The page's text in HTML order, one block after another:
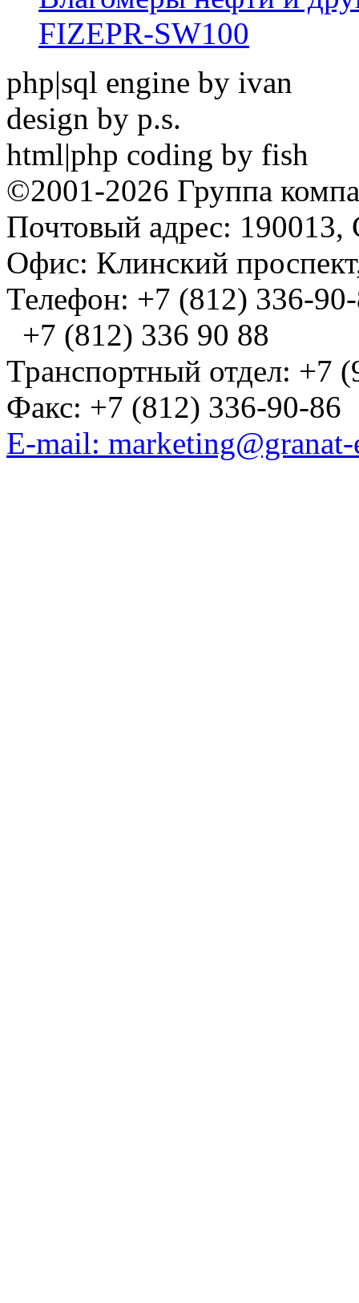
FIZEPR-SW100
php|sql engine by ivan
design by p.s.
html|php coding by fish
©2001-2026 Группа
Почтовый адрес: 190013,
Офис: Клинский
Телефон: +7 (812) 336-
+7 (812) 336 90 88
Транспортный отдел: +7
Факс: +7 (812) 336-90-86
E-mail: